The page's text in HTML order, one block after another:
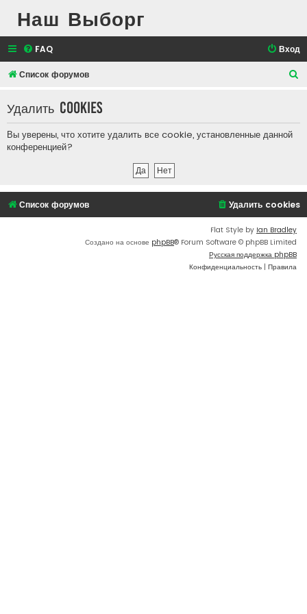
Наш Выборг
FAQ Вход
Список форумов
с
Удалить cookies
Вы уверены, что хотите удалить все cookie, установленные данной
конференцией?
Список форумов Удалить cookies
Flat Style by Ian Bradley
Создано на основе phpBB® Forum Software © phpBB Limited
Русская поддержка phpBB
Конфиденциальность | Правила